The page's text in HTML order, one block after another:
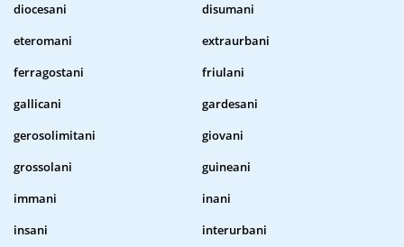
diocesani
disumani
eteromani
extraurbani
ferragostani
friulani
gallicani
gardesani
gerosolimitani
giovani
grossolani
guineani
immani
inani
insani
interurbani